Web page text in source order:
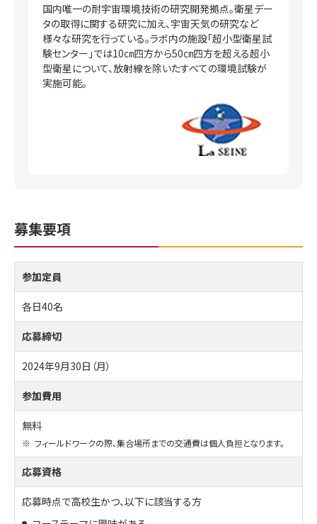
国内唯一の耐宇宙環境技術の研究開発拠点。衛星デー
タの取得に関する研究に加え、宇宙天気の研究など
様々な研究を行っている。ラボ内の施設「超小型衛星試
験センター」では10㎝四方から50㎝四方を超える超小
型衛星について、放射線を除いたすべての環境試験が
実施可能。
募集要項
参加定員
各日40名
応募締切
2024年9月30日（月）
参加費用
無料
※ フィールドワークの際、集合場所までの交通費は個人負担となります。
応募資格
応募時点で高校生かつ、以下に該当する方